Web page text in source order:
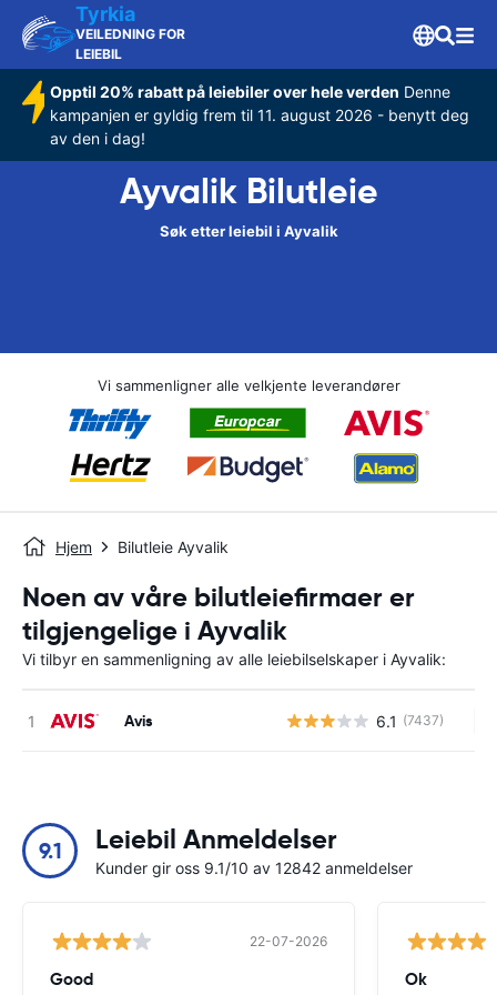
Tyrkia
VEILEDNING FOR
LEIEBIL
Opptil 20% rabatt på leiebiler over hele verden Denne
kampanjen er gyldig frem til 11. august 2026 - benytt deg
av den i dag!
Ayvalik Bilutleie
Søk etter leiebil i Ayvalik
Vi sammenligner alle velkjente leverandører
Hjem Bilutleie Ayvalik
Noen av våre bilutleiefirmaer er
tilgjengelige i Ayvalik
Vi tilbyr en sammenligning av alle leiebilselskaper i Ayvalik:
Avis 6.1 (7437)
9.1 Leiebil Anmeldelser
Kunder gir oss 9.1/10 av 12842 anmeldelser
22-07-2026
Good Ok